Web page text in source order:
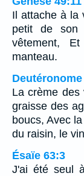
Il attache à la
petit de son
vêtement,
manteau.
La crème
graisse des
boucs, Avec
du raisin, le
Ésaïe 63:3
J'ai été seul